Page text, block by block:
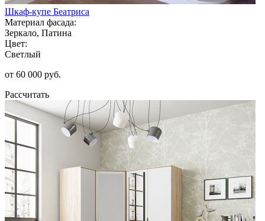
Шкаф-купе Беатриса
Материал фасада:
Зеркало, Патина
Цвет:
Светлый
от 60 000 руб.
Рассчитать